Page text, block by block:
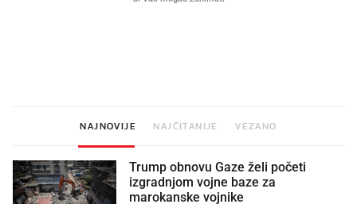
NAJNOVIJE NAJČITANIJE VEZANO
Trump obnovu Gaze želi početi
izgradnjom vojne baze za
marokanske vojnike